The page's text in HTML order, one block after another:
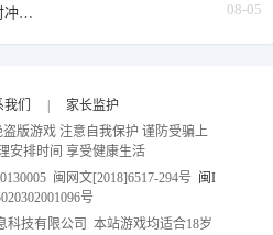
08-05
《魔龙契约》8月7日-8月9日限时冲榜活动
们
家长监护
版游戏 注意自我保护 谨防受骗上
安排时间 享受健康生活
闽网文[2018]6517-294号 闽I
号
科技有限公司 本站游戏均适合18岁